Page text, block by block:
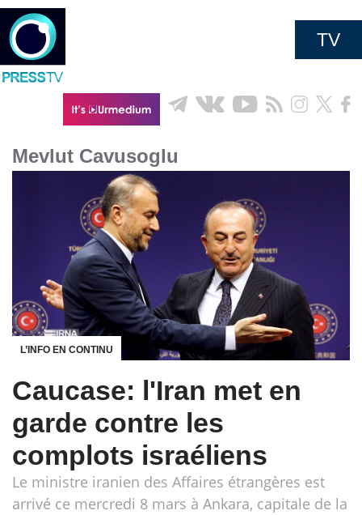
TV
Mevlut Cavusoglu
L’INFO EN CONTINU
Caucase: l'Iran met en
garde contre les
complots israéliens
Le ministre iranien des Affaires étrangères est
arrivé ce mercredi 8 mars à Ankara, capitale de la